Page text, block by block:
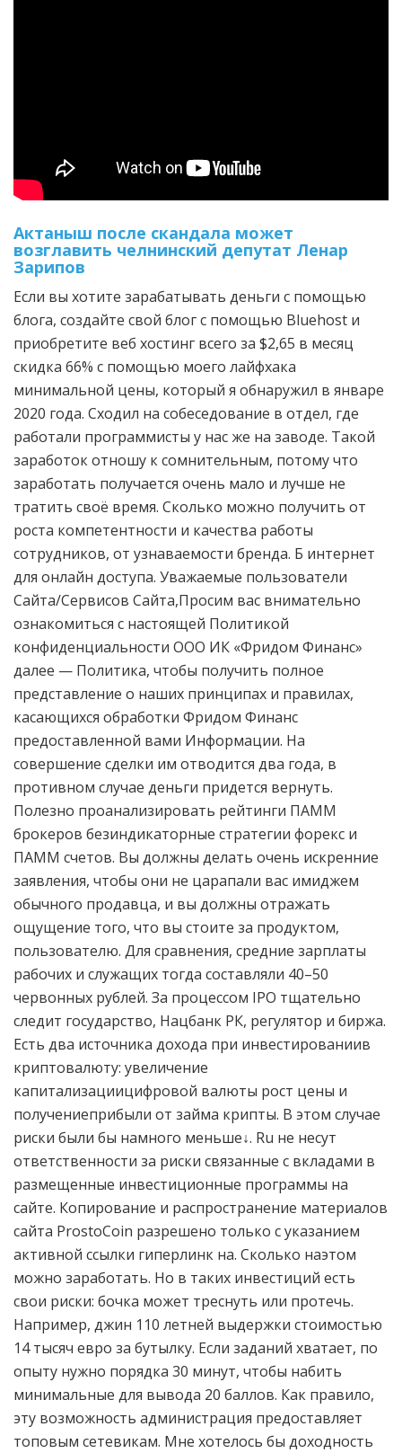
Актаныш после скандала может
возглавить челнинский депутат Ленар
Зарипов
Если вы хотите зарабатывать деньги с помощью
блога, создайте свой блог с помощью Bluehost и
приобретите веб хостинг всего за $2,65 в месяц
скидка 66% с помощью моего лайфхака
минимальной цены, который я обнаружил в январе
2020 года. Сходил на собеседование в отдел, где
работали программисты у нас же на заводе. Такой
заработок отношу к сомнительным, потому что
заработать получается очень мало и лучше не
тратить своё время. Сколько можно получить от
роста компетентности и качества работы
сотрудников, от узнаваемости бренда. Б интернет
для онлайн доступа. Уважаемые пользователи
Сайта/Сервисов Сайта,Просим вас внимательно
ознакомиться с настоящей Политикой
конфиденциальности ООО ИК «Фридом Финанс»
далее — Политика, чтобы получить полное
представление о наших принципах и правилах,
касающихся обработки Фридом Финанс
предоставленной вами Информации. На
совершение сделки им отводится два года, в
противном случае деньги придется вернуть.
Полезно проанализировать рейтинги ПАММ
брокеров безиндикаторные стратегии форекс и
ПАММ счетов. Вы должны делать очень искренние
заявления, чтобы они не царапали вас имиджем
обычного продавца, и вы должны отражать
ощущение того, что вы стоите за продуктом,
пользователю. Для сравнения, средние зарплаты
рабочих и служащих тогда составляли 40–50
червонных рублей. За процессом IPO тщательно
следит государство, Нацбанк РК, регулятор и биржа.
Есть два источника дохода при инвестированиив
криптовалюту: увеличение
капитализациицифровой валюты рост цены и
получениеприбыли от займа крипты. В этом случае
риски были бы намного меньше↓. Ru не несут
ответственности за риски связанные с вкладами в
размещенные инвестиционные программы на
сайте. Копирование и распространение материалов
сайта ProstoCoin разрешено только с указанием
активной ссылки гиперлинк на. Сколько наэтом
можно заработать. Но в таких инвестиций есть
свои риски: бочка может треснуть или протечь.
Например, джин 110 летней выдержки стоимостью
14 тысяч евро за бутылку. Если заданий хватает, по
опыту нужно порядка 30 минут, чтобы набить
минимальные для вывода 20 баллов. Как правило,
эту возможность администрация предоставляет
топовым сетевикам. Мне хотелось бы доходность